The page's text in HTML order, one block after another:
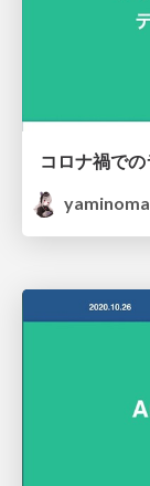
yaminoma